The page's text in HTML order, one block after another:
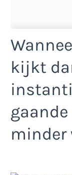
kijkt
minder